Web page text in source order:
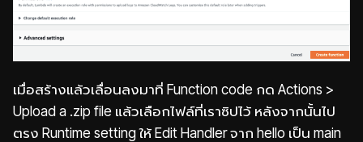
เมื่อสร้างแล้วเลื่อนลงมาที่ Function code กด Actions >
Upload a .zip file แล้วเลือกไฟล์ที่เราซิปไว้ หลังจากนั้นไป
ตรง Runtime setting ให้ Edit Handler จาก hello เป็น main